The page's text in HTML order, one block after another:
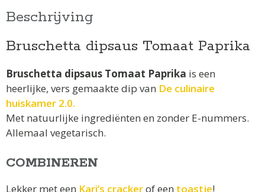
Beschrijving
Bruschetta dipsaus Tomaat Paprika
Bruschetta dipsaus Tomaat Paprika is een
heerlijke, vers gemaakte dip van De culinaire
huiskamer 2.0.
Met natuurlijke ingrediënten en zonder E-nummers.
Allemaal vegetarisch.
COMBINEREN
Lekker met een Kari’s crackerof een toastje!